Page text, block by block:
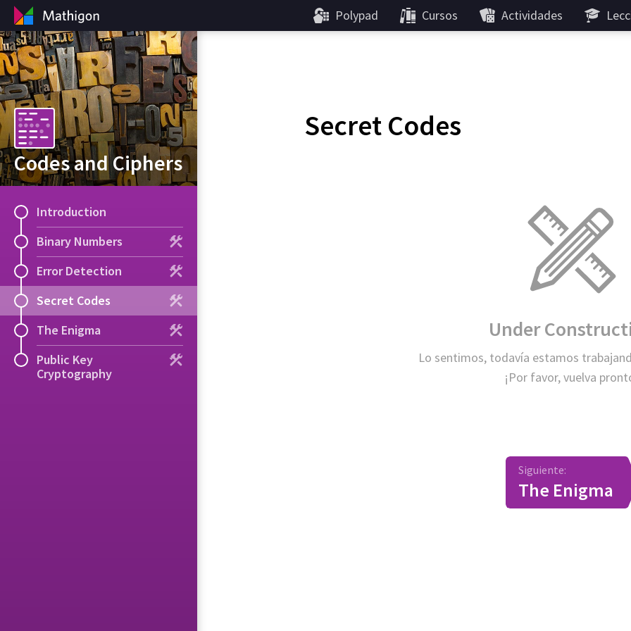
Polypad Cursos Actividades
Codes and Ciphers
Introduction
Binary Numbers
Error Detection
Secret Codes
The Enigma
Public Key
Cryptography
Secret Codes
Under
Lo sentimos, todavía estamos
¡Por favor, vuelva
Siguiente:
The Enigma